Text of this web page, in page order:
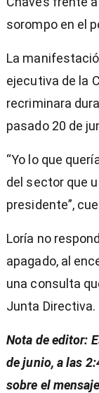
sorompo en el
La
ejecutiva de la
recriminara
pasado 20 de
“Yo lo que
del sector que
presidente”,
Loría no
apagado, al
una consulta
Junta Directiva.
Nota de editor:
de junio, a las
sobre el